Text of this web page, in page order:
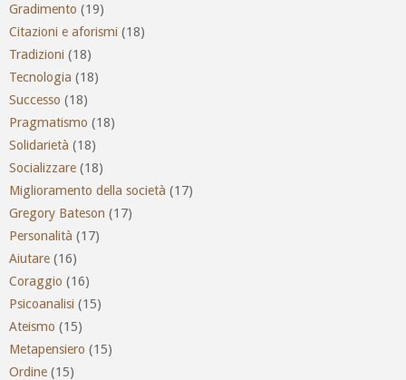
Gradimento (19)
Citazioni e aforismi (18)
Tradizioni (18)
Tecnologia (18)
Successo (18)
Pragmatismo (18)
Solidarietà (18)
Socializzare (18)
Miglioramento della società (17)
Gregory Bateson (17)
Personalità (17)
Aiutare (16)
Coraggio (16)
Psicoanalisi (15)
Ateismo (15)
Metapensiero (15)
Ordine (15)